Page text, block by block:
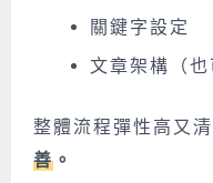
關鍵字設定
文章架構（也
整體流程彈性高又清
善 。